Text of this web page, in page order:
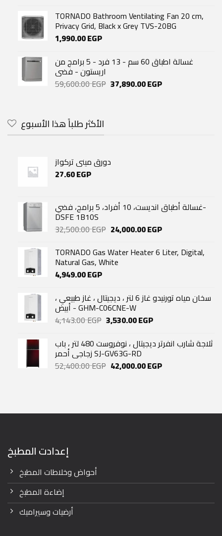
TORNADO Bathroom Ventilating Fan 20 cm,
Privacy Grid, Black x Grey TVS-20BG
1,990.00EGP
غسالة اطباق 60 سم - 13 فرد - 5 برامج من
اريستون - فضى
59,600.00EGP Original
37,890.00EGPCurrent
الأكثر طلباً هذا الأسبوع
دورق مينى تركواز
27.60EGP
غسالة أطباق انديست، 10 أفراد، 5 برامج، فضي-
DSFE 1B10S
32,500.00EGP Original
was:
32,500.00 EGP.
24,000.00EGPCurrent
is:
24,000.00 EGP.
TORNADO Gas Water Heater 6 Liter, Digital,
Natural Gas, White
4,949.00EGP
سخان مياه تورنيدو غاز 6 لتر ، ديجيتال ، غاز طبيعي ،
أبيض - GHM-C06CNE-W
4,143.00EGP Original
was:
4,143.00 EGP.
3,530.00EGPCurrent
is:
3,530.00 EGP.
ثلاجة شارب انفرتر ديجيتال ، نوفروست 480 لتر ، باب
زجاجي أحمر SJ-GV63G-RD
52,400.00EGP Original
42,000.00EGPCurrent
إعدادت المطبخ
أحواض وخلاطات المطبخ
إضاءة المطبخ
أرضيات وسيراميك